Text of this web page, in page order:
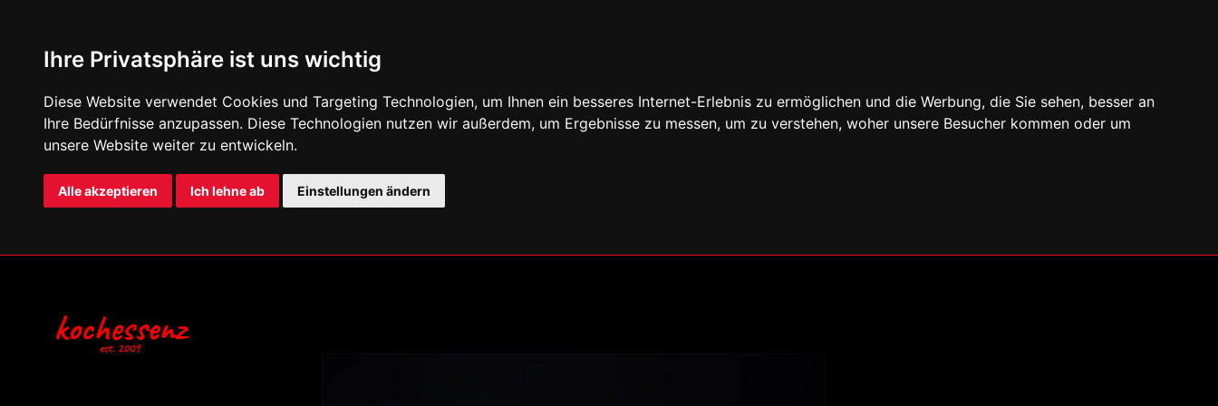
Ihre Privatsphäre ist uns wichtig
Diese Website verwendet Cookies und Targeting Technologien, um Ihnen ein besseres Internet-Erlebnis zu ermöglichen und die Werbung, die Sie sehen, besser an
Ihre Bedürfnisse anzupassen. Diese Technologien nutzen wir außerdem, um Ergebnisse zu messen, um zu verstehen, woher unsere Besucher kommen oder um
unsere Website weiter zu entwickeln.
Alle akzeptieren Ich lehne ab Einstellungen ändern